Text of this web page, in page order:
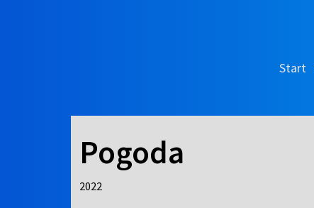
Start
Pogoda
2022